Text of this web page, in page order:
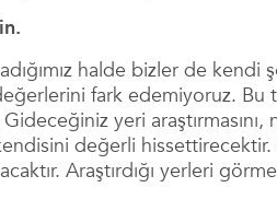
halde bizler de kendi
fark edemiyoruz. Bu
yeri araştırmasını,
değerli
Araştırdığı yerleri